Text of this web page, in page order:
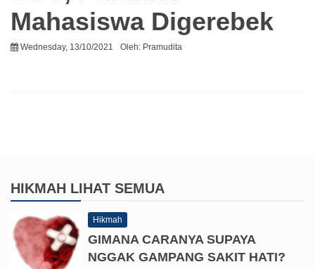
Mahasiswa Digerebek
Wednesday, 13/10/2021 Oleh: Pramudita
HIKMAH LIHAT SEMUA
Hikmah
GIMANA CARANYA SUPAYA
NGGAK GAMPANG SAKIT HATI?